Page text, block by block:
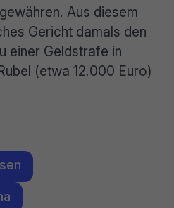
Aus diesem
Gericht damals den
einer Geldstrafe in
(etwa 12.000 Euro)